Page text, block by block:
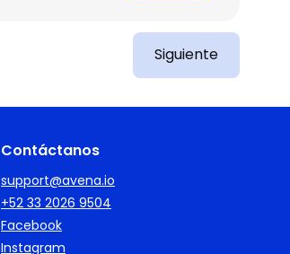
Siguiente
Contáctanos
support@avena.io
+52 33 2026 9504
Facebook
Instagram